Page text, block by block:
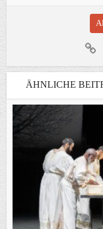
ÄHNLICHE